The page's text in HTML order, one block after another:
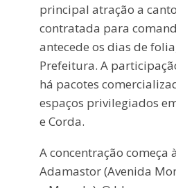
principal atração a
contratada para
antecede os dias de
Prefeitura. A
há pacotes
espaços privilegiados
e Corda.
A concentração começa
Adamastor (Avenida